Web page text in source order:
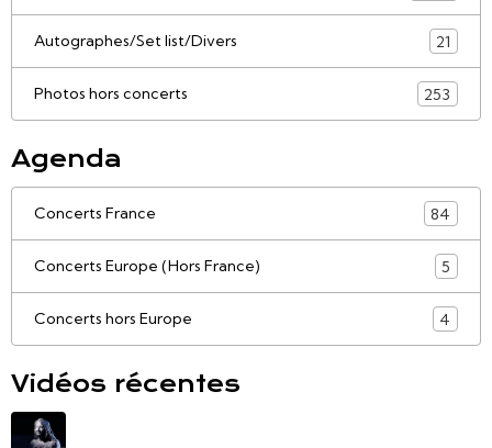
Autographes/Set list/Divers 21
Photos hors concerts 253
Agenda
Concerts France 84
Concerts Europe (Hors France) 5
Concerts hors Europe 4
Vidéos récentes